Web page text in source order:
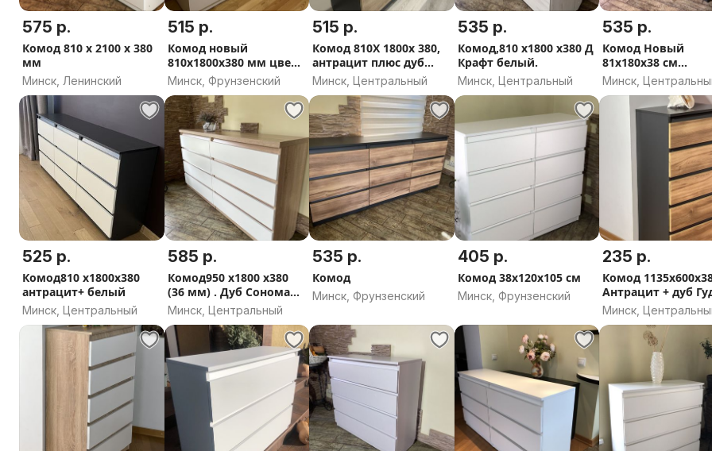
575 р.
Комод 810 х 2100 х 380
мм
Минск, Ленинский
515 р.
Комод новый
810х1800х380 мм цвет:
кашемир
Минск, Фрунзенский
515 р.
Комод 810Х 1800х 380,
антрацит плюс дуб
Сонома
Минск, Центральный
535 р.
Комод,810 х1800 х380 Д
Крафт белый.
Минск, Центральный
535 р.
Комод Новый
81х180х38 см
(Антрацит+ дуб
золотой)
Минск,
525 р.
Комод810 х1800х380
антрацит+ белый
Минск, Центральный
585 р.
Комод950 х1800 х380
(36 мм) . Дуб Сонома
плюс белый
Минск, Центральный
535 р.
Комод
Минск, Фрунзенский
405 р.
Комод 38х120х105 см
Минск, Фрунзенский
235 р.
Комод
Антрацит + дуб
золотой
Минск,